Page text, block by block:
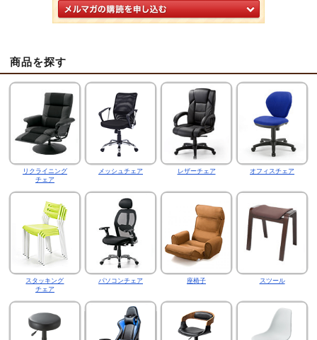
商品を探す
リクライニング
チェア
メッシュチェア レザーチェア オフィスチェア
スタッキング
チェア
パソコンチェア 座椅子 スツール